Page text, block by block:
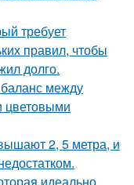
требует
правил, чтобы
долго.
между
цветовыми
2, 5 метра, и
идеально